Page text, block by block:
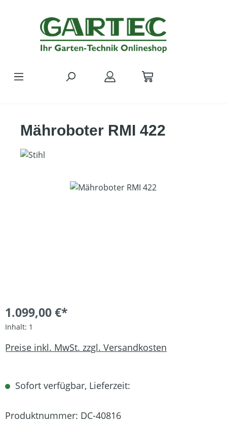
Mähroboter RMI 422
Bildergalerie überspringen
1.099,00 €*
Inhalt: 1
Preise inkl. MwSt. zzgl. Versandkosten
Sofort verfügbar, Lieferzeit:
Produktnummer: DC-40816